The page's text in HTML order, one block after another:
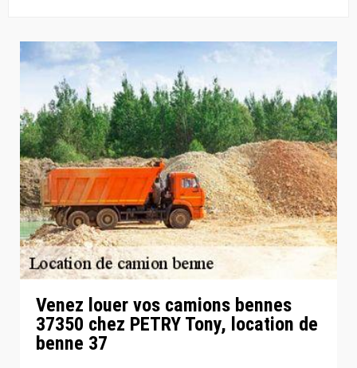
Venez louer vos camions bennes
37350 chez PETRY Tony, location de
benne 37